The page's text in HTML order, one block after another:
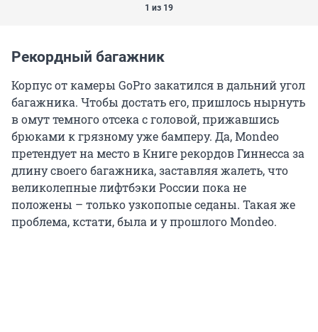
1 из 19
Рекордный багажник
Корпус от камеры GoPro закатился в дальний угол
багажника. Чтобы достать его, пришлось нырнуть
в омут темного отсека с головой, прижавшись
брюками к грязному уже бамперу. Да, Mondeo
претендует на место в Книге рекордов Гиннесса за
длину своего багажника, заставляя жалеть, что
великолепные лифтбэки России пока не
положены – только узкопопые седаны. Такая же
проблема, кстати, была и у прошлого Mondeo.